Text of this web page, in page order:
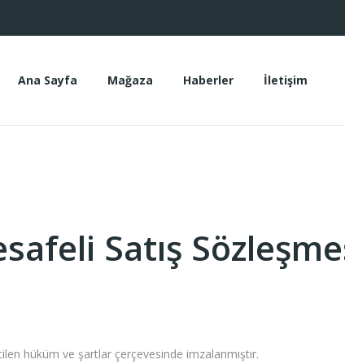
Ana Sayfa Mağaza Haberler İletişim
Satış
hüküm ve şartlar çerçevesinde imzalanmıştır.